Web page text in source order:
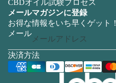
CBDオイル試験プロセス
メールマガジンに登録
お得な情報をいち早くゲット！
メール
決済方法